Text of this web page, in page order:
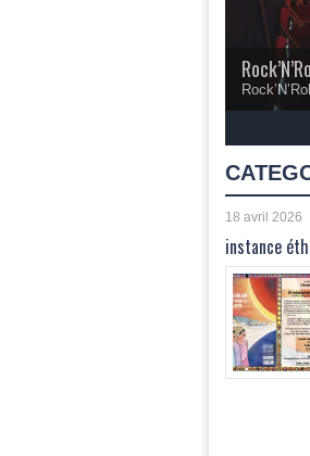
18 avril 2026
instance